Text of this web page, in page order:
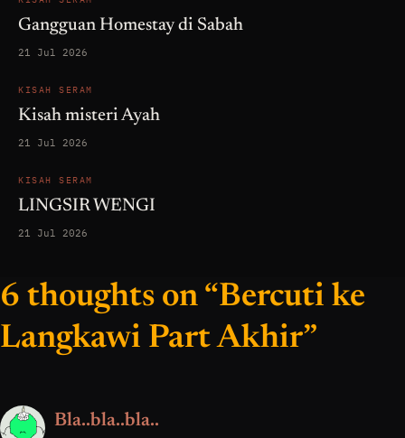
Gangguan Homestay di Sabah
21 Jul 2026
KISAH SERAM
Kisah misteri Ayah
21 Jul 2026
KISAH SERAM
LINGSIR WENGI
21 Jul 2026
6 thoughts on “Bercuti ke
Langkawi Part Akhir”
Bla..bla..bla..